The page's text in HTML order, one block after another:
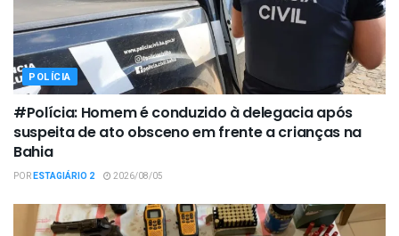
POLÍCIA
#Polícia: Homem é conduzido à delegacia após
suspeita de ato obsceno em frente a crianças na
Bahia
PORESTAGIÁRIO 2 2026/08/05